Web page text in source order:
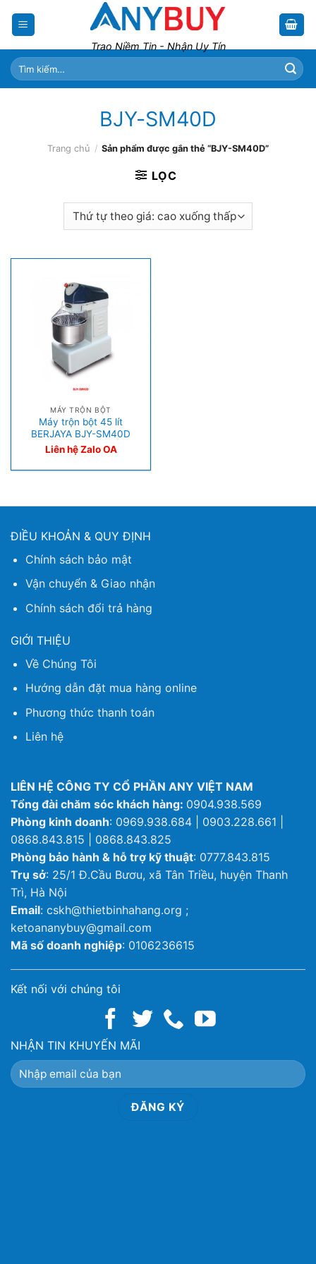
Trao Niềm Tin - Nhận Uy Tín
Tìm
kiếm:
BJY-SM40D
Trang chủ / Sản phẩm được gắn thẻ “BJY-SM40D”
LỌC
MÁY TRỘN BỘT
Máy trộn bột 45 lít
BERJAYA BJY-SM40D
Liên hệ Zalo OA
ĐIỀU KHOẢN & QUY ĐỊNH
Chính sách bảo mật
Vận chuyển & Giao nhận
Chính sách đổi trả hàng
GIỚI THIỆU
Về Chúng Tôi
Hướng dẫn đặt mua hàng online
Phương thức thanh toán
Liên hệ
LIÊN HỆ CÔNG TY CỔ PHẦN ANY VIỆT NAM
Tổng đài chăm sóc khách hàng: 0904.938.569
Phòng kinh doanh: 0969.938.684 | 0903.228.661 |
0868.843.815 | 0868.843.825
Phòng bảo hành & hỗ trợ kỹ thuật: 0777.843.815
Trụ sở: 25/1 Đ.Cầu Bươu, xã Tân Triều, huyện Thanh
Trì, Hà Nội
Email: cskh@thietbinhahang.org ;
ketoananybuy@gmail.com
Mã số doanh nghiệp: 0106236615
Kết nối với chúng tôi
NHẬN TIN KHUYẾN MÃI